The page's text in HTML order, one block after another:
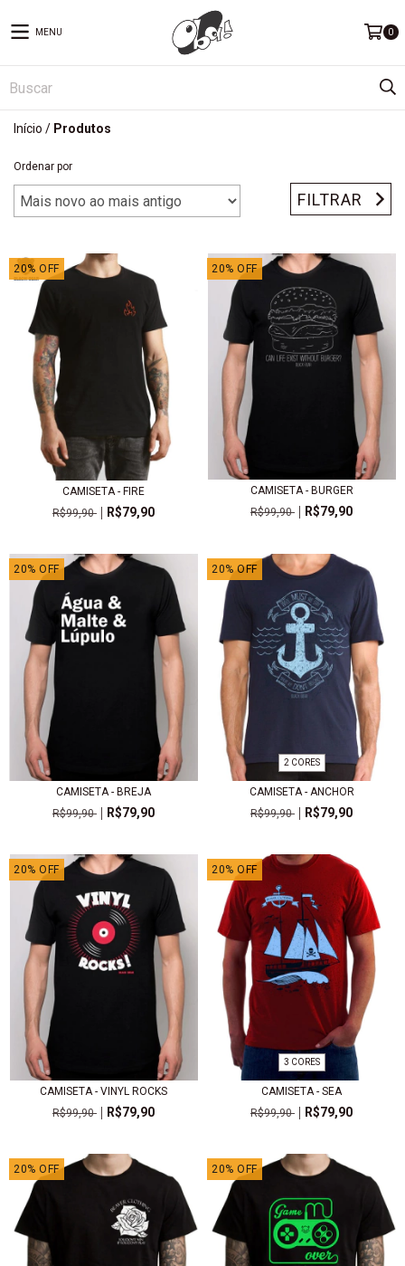
MENU 0
Início / Produtos
Ordenar por
FILTRAR
20% OFF
CAMISETA - FIRE
R$99,90
R$79,90
20% OFF
CAMISETA - BURGER
R$99,90
R$79,90
20% OFF
CAMISETA - BREJA
R$99,90
R$79,90
20% OFF
2 CORES
CAMISETA - ANCHOR
R$99,90
R$79,90
20% OFF
CAMISETA - VINYL ROCKS
R$99,90
R$79,90
20% OFF
3 CORES
CAMISETA - SEA
R$99,90
R$79,90
20% OFF 20% OFF